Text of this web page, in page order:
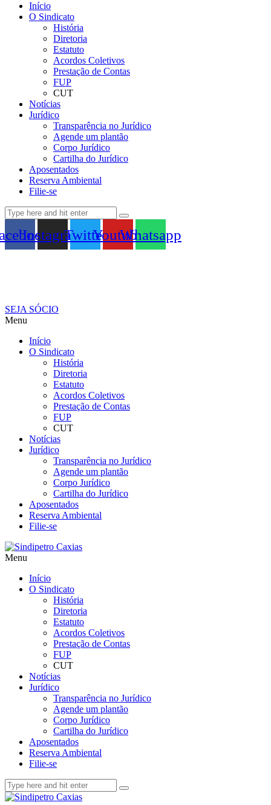
Início
O Sindicato
História
Diretoria
Estatuto
Acordos Coletivos
Prestação de Contas
FUP
CUT
Notícias
Jurídico
Transparência no Jurídico
Agende um plantão
Corpo Jurídico
Cartilha do Jurídico
Aposentados
Reserva Ambiental
Filie-se
InstagramTwitterYoutubeWhatsapp
SEJA SÓCIO
Menu
Início
O Sindicato
História
Diretoria
Estatuto
Acordos Coletivos
Prestação de Contas
FUP
CUT
Notícias
Jurídico
Transparência no Jurídico
Agende um plantão
Corpo Jurídico
Cartilha do Jurídico
Aposentados
Reserva Ambiental
Filie-se
Menu
Início
O Sindicato
História
Diretoria
Estatuto
Acordos Coletivos
Prestação de Contas
FUP
CUT
Notícias
Jurídico
Transparência no Jurídico
Agende um plantão
Corpo Jurídico
Cartilha do Jurídico
Aposentados
Reserva Ambiental
Filie-se